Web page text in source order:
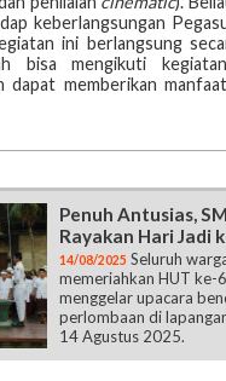
keberlangsungan
ini berlangsung
bisa mengikuti
dapat memberikan
Penuh Antusias,
Rayakan Hari Jadi
14/08/2025 Seluruh
memeriahkan HUT ke-
menggelar upacara
perlombaan di
14 Agustus 2025.